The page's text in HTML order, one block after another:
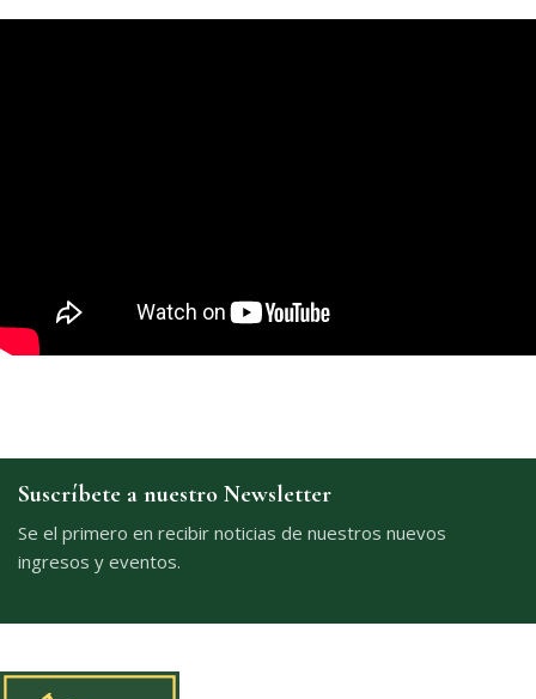
Suscríbete a nuestro Newsletter
Se el primero en recibir noticias de nuestros nuevos
ingresos y eventos.